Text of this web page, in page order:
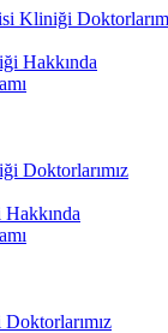
Kliniği
Hakkında
Doktorlarımız